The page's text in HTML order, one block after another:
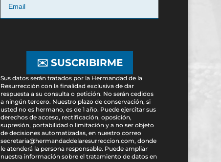
✉️ SUSCRIBIRME
Sus datos serán tratados por la Hermandad de la
Resurrección con la finalidad exclusiva de dar
respuesta a su consulta o petición. No serán cedidos
a ningún tercero. Nuestro plazo de conservación, si
usted no es hermano, es de 1 año. Puede ejercitar sus
derechos de acceso, rectificación, oposición,
supresión, portabilidad o limitación y a no ser objeto
de decisiones automatizadas, en nuestro correo
secretaria@hermandaddelaresurreccion.com, donde
le atenderá la persona responsable. Puede ampliar
nuestra información sobre el tratamiento de datos en